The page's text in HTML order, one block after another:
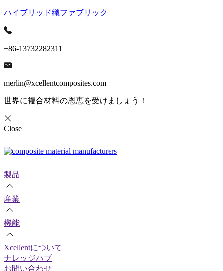
ハイブリッド織ファブリック
+86-13732282311
merlin@xcellentcomposites.com
世界に複合材料の恩恵を受けましょう！
Close
製品
産業
機能
Xcellentについて
ナレッジハブ
お問い合わせ